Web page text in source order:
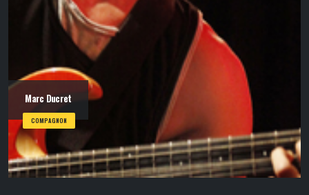
Marc Ducret
COMPAGNON